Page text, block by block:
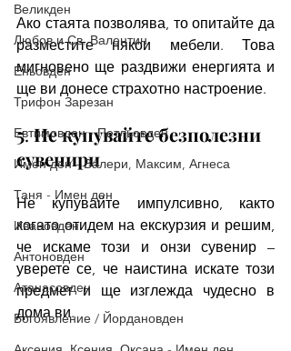
Великден
Любов и Св. Валентин
Еньовден
Трифон Зарезан
Евтимовден - Петльовден
Имен ден - Валери, Максим, Агнеса
Таня - Имен ден
Ивановден
Антоновден
Атанасовден
Богоявление / Йордановден
Ако стаята позволява, то опитайте да
разместите някои мебели. Това
мигновено ще раздвижи енергията и
ще ви донесе страхотно настроение.
5. Не купувайте безполезни
сувенири
Не купувайте импулсивно, както
когато отидем на екскурзия и решим,
че искаме този и онзи сувенир –
уверете се, че наистина искате този
предмет и ще изглежда чудесно в
дома ви.